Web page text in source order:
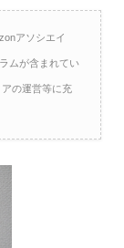
アソシエイ
ムが含まれてい
の運営等に充